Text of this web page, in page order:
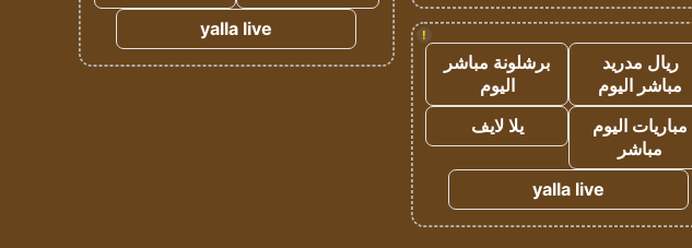
!
ريال مدريد
مباشر اليوم
برشلونة مباشر
اليوم
مباريات اليوم
مباشر
يلا لايف
yalla live
yalla live